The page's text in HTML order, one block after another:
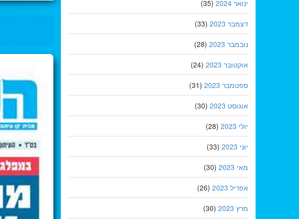
ינואר 2024 (35)
דצמבר 2023 (33)
נובמבר 2023 (28)
אוקטובר 2023 (24)
ספטמבר 2023 (31)
אוגוסט 2023 (30)
יולי 2023 (28)
יוני 2023 (33)
מאי 2023 (30)
אפריל 2023 (26)
מרץ 2023 (30)